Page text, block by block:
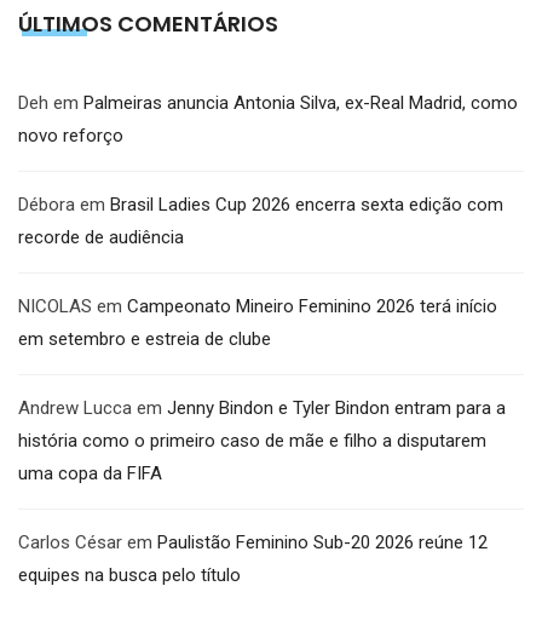
ÚLTIMOS COMENTÁRIOS
Deh em Palmeiras anuncia Antonia Silva, ex-Real Madrid, como
novo reforço
Débora em Brasil Ladies Cup 2026 encerra sexta edição com
recorde de audiência
NICOLAS em Campeonato Mineiro Feminino 2026 terá início
em setembro e estreia de clube
Andrew Lucca em Jenny Bindon e Tyler Bindon entram para a
história como o primeiro caso de mãe e filho a disputarem
uma copa da FIFA
Carlos César em Paulistão Feminino Sub-20 2026 reúne 12
equipes na busca pelo título